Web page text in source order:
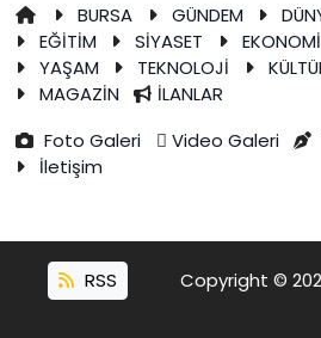
BURSA GÜNDEM
EĞİTİM
SİYASET EKONOMİ
YAŞAM
TEKNOLOJİ
MAGAZİN
İLANLAR
Foto Galeri
Video Galeri
İletişim
RSS Copyright ©